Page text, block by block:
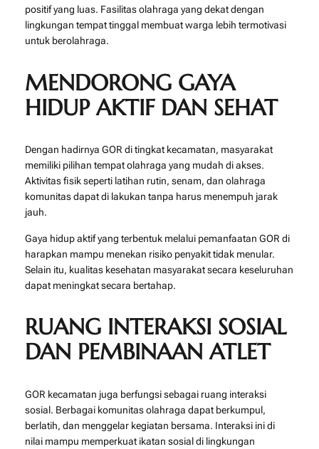
positif yang luas. Fasilitas olahraga yang dekat dengan
lingkungan tempat tinggal membuat warga lebih termotivasi
untuk berolahraga.
MENDORONG GAYA
HIDUP AKTIF DAN SEHAT
Dengan hadirnya GOR di tingkat kecamatan, masyarakat
memiliki pilihan tempat olahraga yang mudah di akses.
Aktivitas fisik seperti latihan rutin, senam, dan olahraga
komunitas dapat di lakukan tanpa harus menempuh jarak
jauh.
Gaya hidup aktif yang terbentuk melalui pemanfaatan GOR di
harapkan mampu menekan risiko penyakit tidak menular.
Selain itu, kualitas kesehatan masyarakat secara keseluruhan
dapat meningkat secara bertahap.
RUANG INTERAKSI SOSIAL
DAN PEMBINAAN ATLET
GOR kecamatan juga berfungsi sebagai ruang interaksi
sosial. Berbagai komunitas olahraga dapat berkumpul,
berlatih, dan menggelar kegiatan bersama. Interaksi ini di
nilai mampu memperkuat ikatan sosial di lingkungan